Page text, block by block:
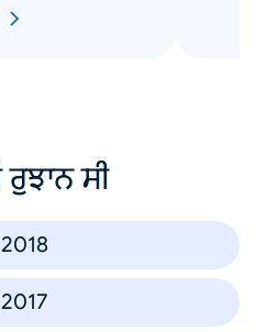
ਸੀ
2018
2017